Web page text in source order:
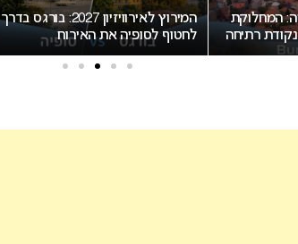
בבולגריה: המחלוקת
רתיחה
המירוץ לאירוויזיון 2027: בורגס בדרך
לחטוף לסופיה את האירוח